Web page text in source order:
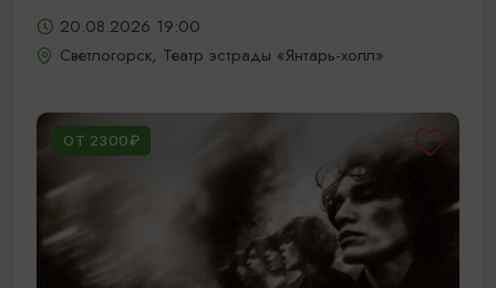
20.08.2026 19:00
Светлогорск, Театр эстрады «Янтарь-холл»
ОТ 2300₽